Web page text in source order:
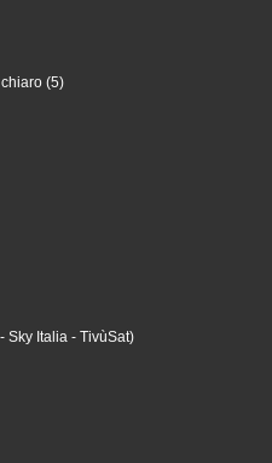
(5)
- Sky Italia - TivùSat)